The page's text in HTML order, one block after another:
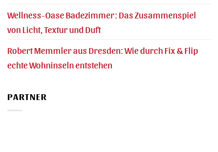
Wellness-Oase Badezimmer: Das Zusammenspiel
von Licht, Textur und Duft
Robert Memmler aus Dresden: Wie durch Fix & Flip
echte Wohninseln entstehen
PARTNER